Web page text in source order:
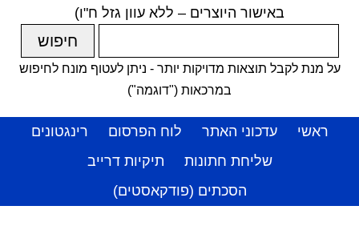
באישור היוצרים – ללא עוון גזל ח"ו)
על מנת לקבל תוצאות מדויקות יותר - ניתן לעטוף מונח לחיפוש
במרכאות ("דוגמה")
ראשי עדכוני האתר לוח הפרסום
רינגטונים
שליחת חתונות
תיקיות דרייב
הסכתים (פודקאסטים)